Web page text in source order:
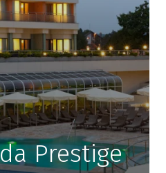
Prestige